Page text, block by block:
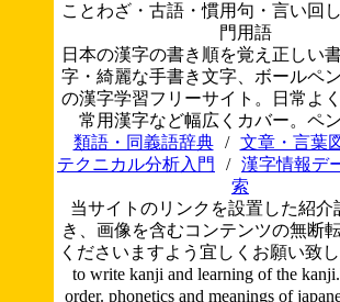
ことわざ・古語・慣用句・言い回
門用語
日本の漢字の書き順を覚え正しい
字・綺麗な手書き文字、ボールペ
の漢字学習フリーサイト。日常よ
常用漢字など幅広くカバー。ペ
類語・同義語辞典
/ 文章・言葉
テクニカル分析入門
/ 漢字情報デ
索
当サイトのリンクを設置した紹介
き、画像を含むコンテンツの無断
くださいますよう宜しくお願い致
to write kanji and learning of the
order. phonetics and meanings of